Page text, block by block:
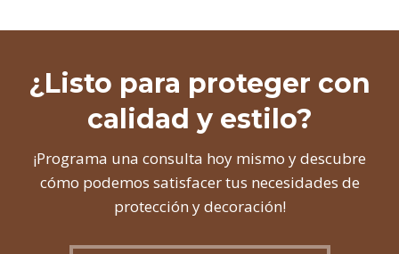
¿Listo para proteger con
calidad y estilo?
¡Programa una consulta hoy mismo y descubre
cómo podemos satisfacer tus necesidades de
protección y decoración!